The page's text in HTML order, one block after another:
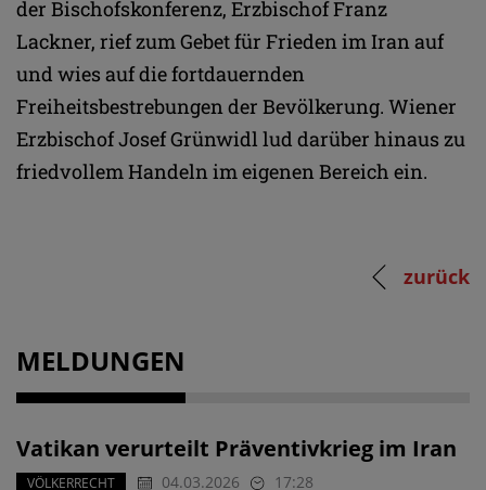
der Bischofskonferenz, Erzbischof Franz
Lackner, rief zum Gebet für Frieden im Iran auf
und wies auf die fortdauernden
Freiheitsbestrebungen der Bevölkerung. Wiener
Erzbischof Josef Grünwidl lud darüber hinaus zu
friedvollem Handeln im eigenen Bereich ein.
zurück
MELDUNGEN
Vatikan verurteilt Präventivkrieg im Iran
VÖLKERRECHT 04.03.2026 17:28